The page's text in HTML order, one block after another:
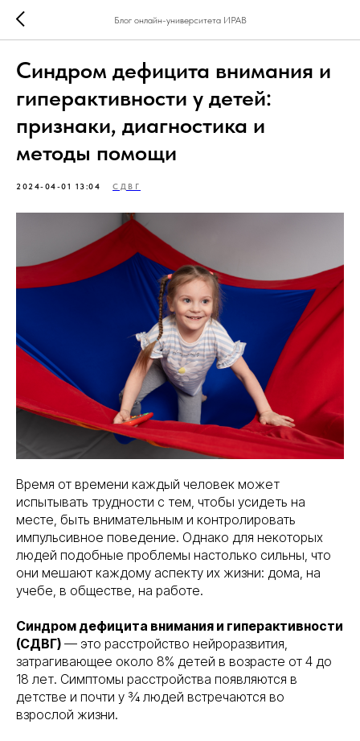
Блог онлайн-университета ИРАВ
Синдром дефицита внимания и
гиперактивности у детей:
признаки, диагностика и
методы помощи
2024-04-01 13:04 СДВГ
Время от времени каждый человек может
испытывать трудности с тем, чтобы усидеть на
месте, быть внимательным и контролировать
импульсивное поведение. Однако для некоторых
людей подобные проблемы настолько сильны, что
они мешают каждому аспекту их жизни: дома, на
учебе, в обществе, на работе.
Синдром дефицита внимания и гиперактивности
(СДВГ) — это расстройство нейроразвития,
затрагивающее около 8% детей в возрасте от 4 до
18 лет. Симптомы расстройства появляются в
детстве и почти у ¾ людей встречаются во
взрослой жизни.